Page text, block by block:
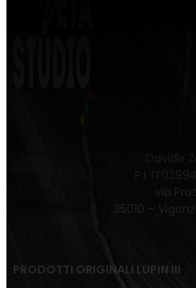
P.I.
via
35010 –
PRODOTTI ORIGINALI LUPIN III